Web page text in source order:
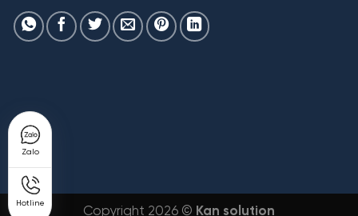
Zalo
Hotline
Copyright 2026 © Kan solution